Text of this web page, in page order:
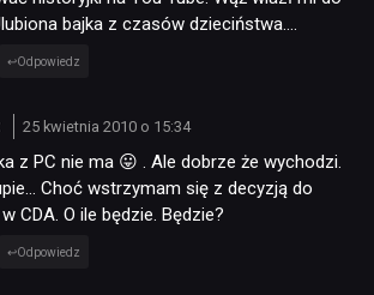
bajka z czasów dzieciństwa….
Odpowiedz
25 kwietnia 2010 o 15:34
z PC nie ma 😛 . Ale dobrze że wychodzi.
Choć wstrzymam się z decyzją do
CDA. O ile będzie. Będzie?
Odpowiedz